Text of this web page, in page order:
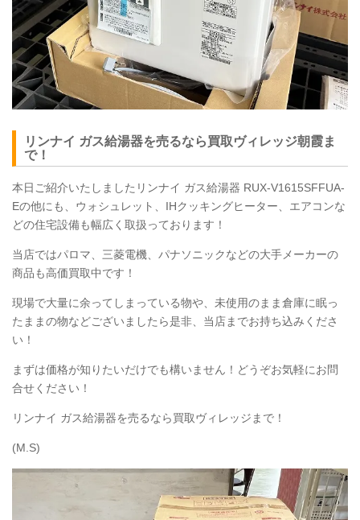
リンナイ ガス給湯器を売るなら買取ヴィレッジ朝霞ま
で！
本日ご紹介いたしましたリンナイ ガス給湯器 RUX-V1615SFFUA-
Eの他にも、ウォシュレット、IHクッキングヒーター、エアコンな
どの住宅設備も幅広く取扱っております！
当店ではパロマ、三菱電機、パナソニックなどの大手メーカーの
商品も高価買取中です！
現場で大量に余ってしまっている物や、未使用のまま倉庫に眠っ
たままの物などございましたら是非、当店までお持ち込みくださ
い！
まずは価格が知りたいだけでも構いません！どうぞお気軽にお問
合せください！
リンナイ ガス給湯器を売るなら買取ヴィレッジまで！
(M.S)